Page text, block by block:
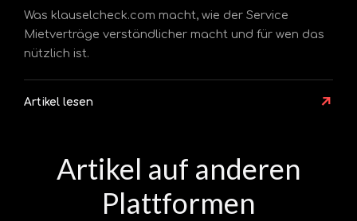
Was klauselcheck.com macht, wie der Service
Mietverträge verständlicher macht und für wen das
nützlich ist.
Artikel lesen ↗
Artikel auf anderen
Plattformen